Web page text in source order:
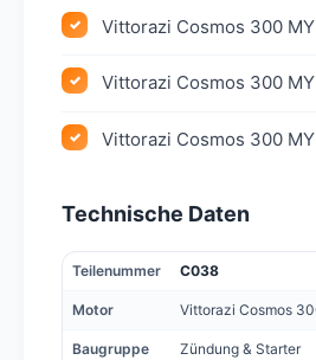
Vittorazi Cosmos 300
Vittorazi Cosmos 300
Vittorazi Cosmos 300
Technische Daten
Teilenummer C038
Motor Vittorazi Cosmos
Baugruppe Zündung & Starter